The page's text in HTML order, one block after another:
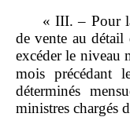
« III. – Pour
de vente au détail
excéder le niveau
mois précédant
déterminés
ministres chargés